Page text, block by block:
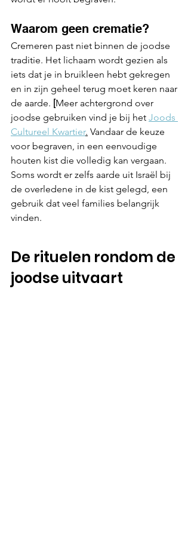
Waarom geen crematie?
Cremeren past niet binnen de joodse
traditie. Het lichaam wordt gezien als
iets dat je in bruikleen hebt gekregen
en in zijn geheel terug moet keren naar
de aarde. [Meer achtergrond over
joodse gebruiken vind je bij het Joods
Cultureel Kwartier. Vandaar de keuze
voor begraven, in een eenvoudige
houten kist die volledig kan vergaan.
Soms wordt er zelfs aarde uit Israël bij
de overledene in de kist gelegd, een
gebruik dat veel families belangrijk
vinden.
De rituelen rondom de
joodse uitvaart